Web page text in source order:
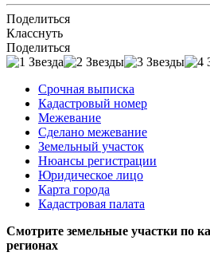
Поделиться
Класснуть
Поделиться
Срочная выписка
Кадастровый номер
Межевание
Сделано межевание
Земельный участок
Нюансы регистрации
Юридическое лицо
Карта города
Кадастровая палата
Смотрите земельные участки по
регионах